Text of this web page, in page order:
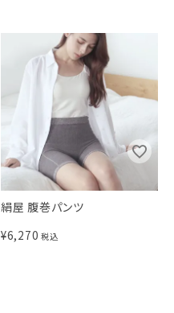
絹屋 腹巻パンツ
¥6,270 税込